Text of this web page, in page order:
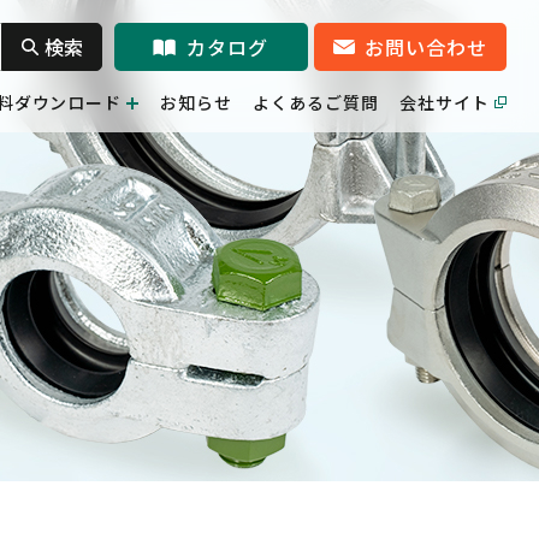
検索 カタログ お問い合わせ
ダウンロード お知らせ よくあるご質問 会社サイト